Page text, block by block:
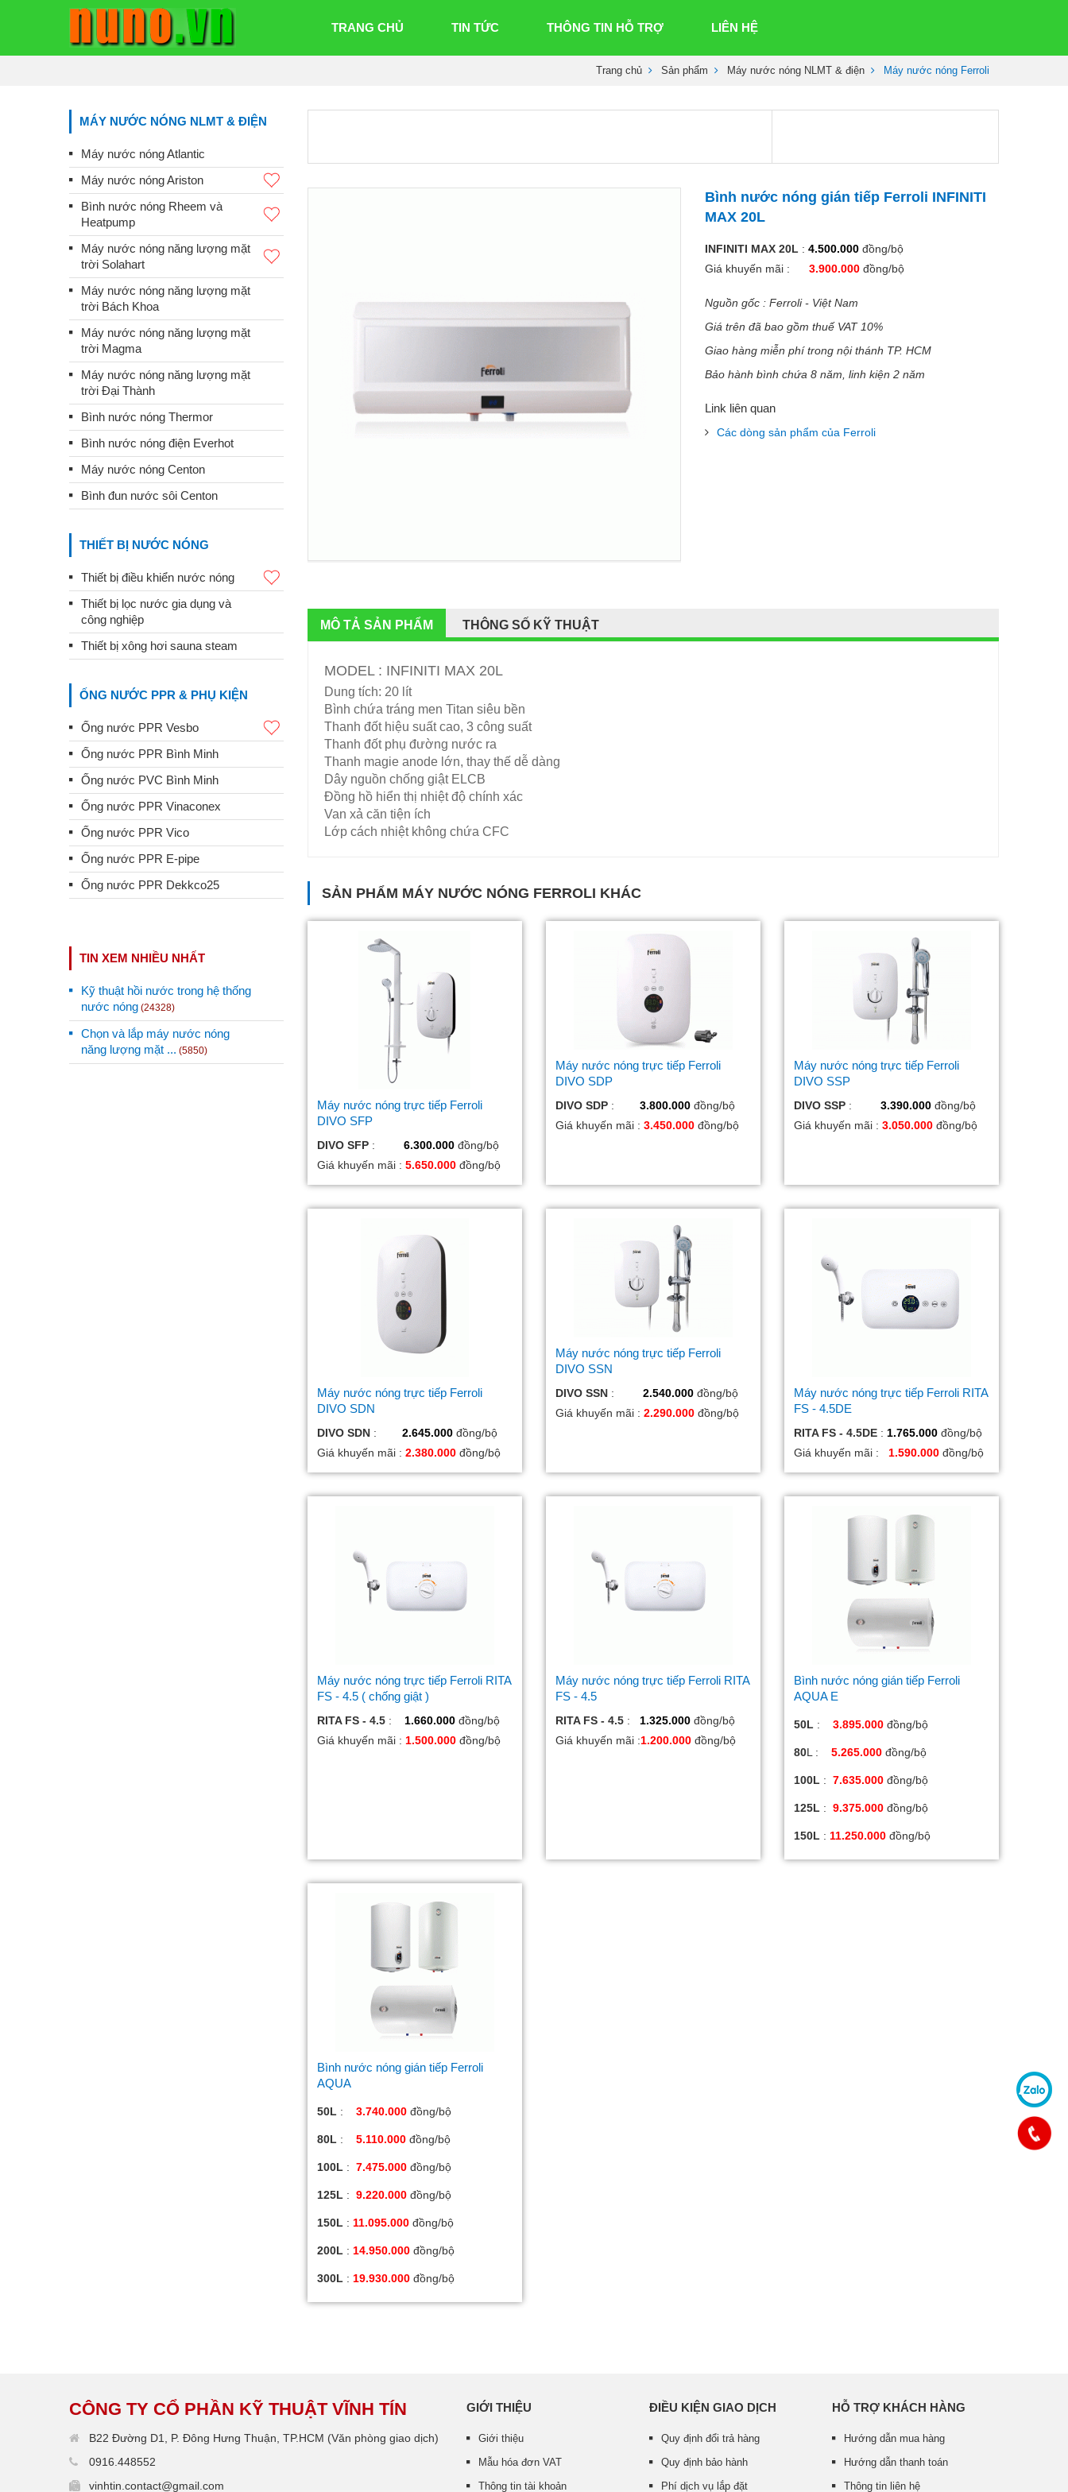
TRANG CHỦ TIN TỨC THÔNG TIN HỖ TRỢ LIÊN HỆ
Trang chủ Sản phẩm Máy nước nóng NLMT & điện Máy nước nóng Ferroli
MÁY NƯỚC NÓNG NLMT & ĐIỆN
Máy nước nóng Atlantic
Máy nước nóng Ariston
Bình nước nóng Rheem và
Heatpump
Máy nước nóng năng lượng mặt
trời Solahart
Máy nước nóng năng lượng mặt
trời Bách Khoa
Máy nước nóng năng lượng mặt
trời Magma
Máy nước nóng năng lượng mặt
trời Đại Thành
Bình nước nóng Thermor
Bình nước nóng điện Everhot
Máy nước nóng Centon
Bình đun nước sôi Centon
THIẾT BỊ NƯỚC NÓNG
Thiết bị điều khiển nước nóng
Thiết bị lọc nước gia dụng và
công nghiệp
Thiết bị xông hơi sauna steam
ỐNG NƯỚC PPR & PHỤ KIỆN
Ống nước PPR Vesbo
Ống nước PPR Bình Minh
Ống nước PVC Bình Minh
Ống nước PPR Vinaconex
Ống nước PPR Vico
Ống nước PPR E-pipe
Ống nước PPR Dekkco25
TIN XEM NHIỀU NHẤT
Kỹ thuật hồi nước trong hệ thống
nước nóng (24328)
Chọn và lắp máy nước nóng
năng lượng mặt ... (5850)
Bình nước nóng gián tiếp Ferroli INFINITI
MAX 20L
INFINITI MAX 20L :4.500.000 đồng/bộ
Giá khuyến mãi :3.900.000đồng/bộ
Nguồn gốc : Ferroli - Việt Nam
Giá trên đã bao gồm thuế VAT 10%
Giao hàng miễn phí trong nội thánh TP. HCM
Bảo hành bình chứa 8 năm, linh kiện 2 năm
Link liên quan
Các dòng sản phẩm của Ferroli
MÔ TẢ SẢN PHẨM THÔNG SỐ KỸ THUẬT
MODEL : INFINITI MAX 20L
Dung tích: 20 lít
Bình chứa tráng men Titan siêu bền
Thanh đốt hiệu suất cao, 3 công suất
Thanh đốt phụ đường nước ra
Thanh magie anode lớn, thay thế dễ dàng
Dây nguồn chống giật ELCB
Đồng hồ hiển thị nhiệt độ chính xác
Van xả căn tiện ích
Lớp cách nhiệt không chứa CFC
SẢN PHẨM MÁY NƯỚC NÓNG FERROLI KHÁC
Máy nước nóng trực tiếp Ferroli
DIVO SFP
DIVO SFP : 6.300.000 đồng/bộ
Giá khuyến mãi : 5.650.000 đồng/bộ
Máy nước nóng trực tiếp Ferroli
DIVO SDP
DIVO SDP: 3.800.000đồng/bộ
Giá khuyến mãi : 3.450.000 đồng/bộ
Máy nước nóng trực tiếp Ferroli
DIVO SSP
DIVO SSP: 3.390.000đồng/bộ
Giá khuyến mãi : 3.050.000 đồng/bộ
Máy nước nóng trực tiếp Ferroli
DIVO SDN
DIVO SDN : 2.645.000 đồng/bộ
Giá khuyến mãi : 2.380.000 đồng/bộ
Máy nước nóng trực tiếp Ferroli
DIVO SSN
DIVO SSN : 2.540.000 đồng/bộ
Giá khuyến mãi : 2.290.000 đồng/bộ
Máy nước nóng trực tiếp Ferroli RITA
FS - 4.5DE
RITA FS - 4.5DE: 1.765.000đồng/bộ
Giá khuyến mãi : 1.590.000 đồng/bộ
Máy nước nóng trực tiếp Ferroli RITA
FS - 4.5 ( chống giật )
RITA FS - 4.5 : 1.660.000 đồng/bộ
Giá khuyến mãi : 1.500.000 đồng/bộ
Máy nước nóng trực tiếp Ferroli RITA
FS - 4.5
RITA FS - 4.5: 1.325.000 đồng/bộ
Giá khuyến mãi :1.200.000 đồng/bộ
Bình nước nóng gián tiếp Ferroli
AQUA E
50L : 3.895.000đồng/bộ
80L : 5.265.000 đồng/bộ
100L : 7.635.000đồng/bộ
125L : 9.375.000đồng/bộ
150L : 11.250.000đồng/bộ
Bình nước nóng gián tiếp Ferroli
AQUA
50L : 3.740.000 đồng/bộ
80L : 5.110.000 đồng/bộ
100L : 7.475.000 đồng/bộ
125L : 9.220.000 đồng/bộ
150L : 11.095.000 đồng/bộ
200L : 14.950.000 đồng/bộ
300L : 19.930.000 đồng/bộ
CÔNG TY CỔ PHẦN KỸ THUẬT VĨNH TÍN
B22 Đường D1, P. Đông Hưng Thuận, TP.HCM (Văn phòng giao dịch)
0916.448552
vinhtin.contact@gmail.com
GIỚI THIỆU
Giới thiệu
Mẫu hóa đơn VAT
Thông tin tài khoản
ĐIỀU KIỆN GIAO DỊCH
Quy định đổi trả hàng
Quy định bảo hành
Phí dịch vụ lắp đặt
HỖ TRỢ KHÁCH HÀNG
Hướng dẫn mua hàng
Hướng dẫn thanh toán
Thông tin liên hệ